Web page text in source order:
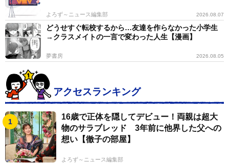
よろず～ニュース編集部 2026.08.07
どうせすぐ転校するから…友達を作らなかった小学生
→クラスメイトの一言で変わった人生【漫画】
夢書房 2026.08.05
アクセスランキング
16歳で正体を隠してデビュー！両親は超大
物のサラブレッド 3年前に他界した父への
想い【徹子の部屋】
よろず～ニュース編集部